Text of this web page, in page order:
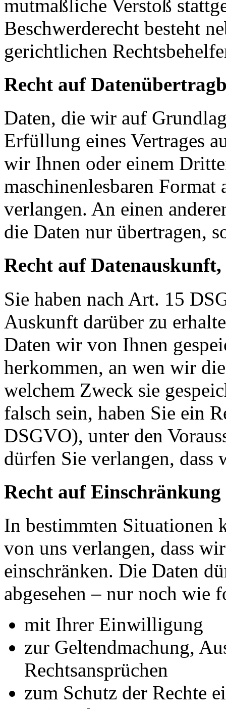
mutmaßliche Verstoß
Beschwerderecht besteht
gerichtlichen
Recht auf
Daten, die wir auf
Erfüllung eines Vertrages
wir Ihnen oder einem
maschinenlesbaren Format
verlangen. An einen
die Daten nur übertragen,
Recht auf
Sie haben nach Art. 15
Auskunft darüber zu
Daten wir von Ihnen
herkommen, an wen wir
welchem Zweck sie
falsch sein, haben Sie ein
DSGVO), unter den
dürfen Sie verlangen, dass
Recht auf
In bestimmten Situationen
von uns verlangen, dass
einschränken. Die Daten
abgesehen – nur noch wie
mit Ihrer Einwilligung
zur Geltendmachung,
Rechtsansprüchen
zum Schutz der Rechte